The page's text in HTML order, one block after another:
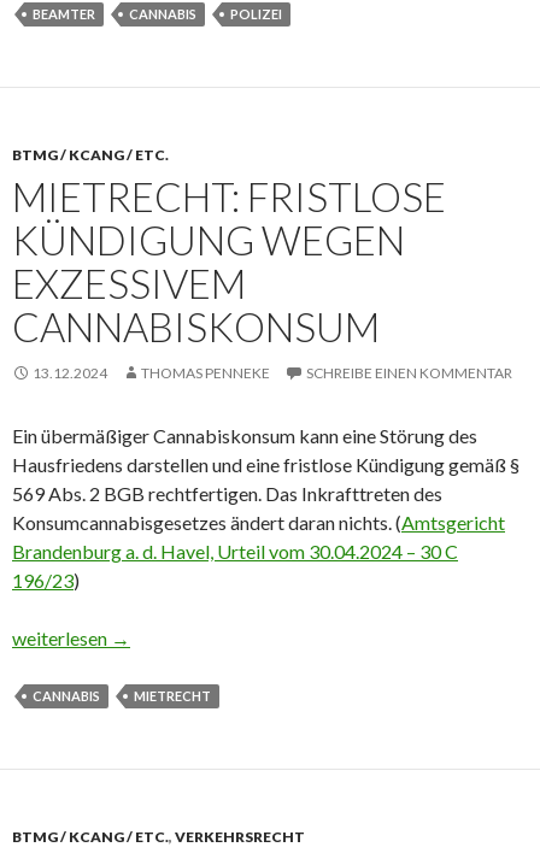
BEAMTER CANNABIS POLIZEI
BTMG / KCANG / ETC.
MIETRECHT: FRISTLOSE
KÜNDIGUNG WEGEN
EXZESSIVEM
CANNABISKONSUM
13.12.2024 THOMAS PENNEKE SCHREIBE EINEN KOMMENTAR
Ein übermäßiger Cannabiskonsum kann eine Störung des
Hausfriedens darstellen und eine fristlose Kündigung gemäß §
569 Abs. 2 BGB rechtfertigen. Das Inkrafttreten des
Konsumcannabisgesetzes ändert daran nichts. (Amtsgericht
Brandenburg a. d. Havel, Urteil vom 30.04.2024 – 30 C
196/23)
Mietrecht: Fristlose Kündigung wegen exzessivem
weiterlesen →
CANNABIS MIETRECHT
BTMG / KCANG / ETC., VERKEHRSRECHT